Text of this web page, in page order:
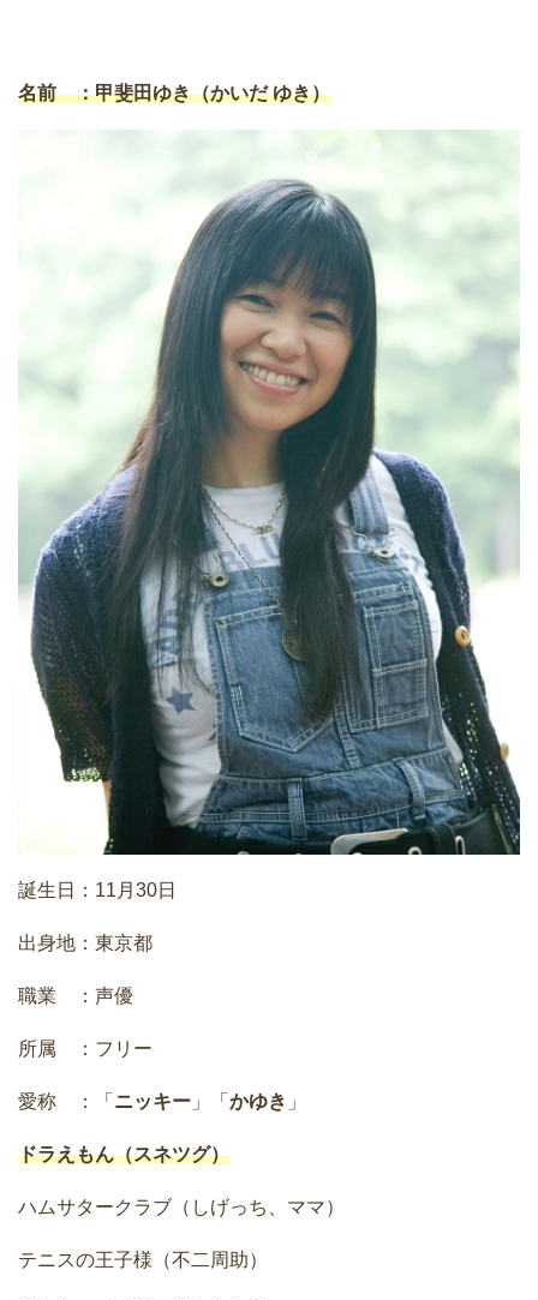
名前 ：甲斐田ゆき（かいだ ゆき）
誕生日：11月30日
出身地：東京都
職業 ：声優
所属 ：フリー
愛称 ：「 ニッキー 」「 かゆき 」
ドラえもん（スネツグ）
ハムサタークラブ（しげっち、ママ）
テニスの王子様（不二周助）